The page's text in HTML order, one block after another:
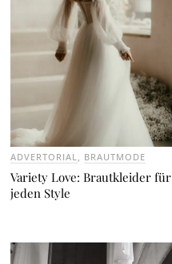
ADVERTORIAL BRAUTMODE
Variety Love: Brautkleider für
jeden Style